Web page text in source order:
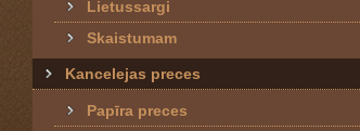
Lietussargi
Skaistumam
Kancelejas preces
Papīra preces